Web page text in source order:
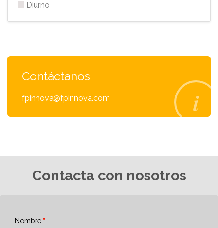
Diurno
Contáctanos
fpinnova@fpinnova.com
Contacta con nosotros
Nombre